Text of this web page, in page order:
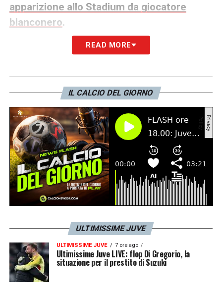
apparizione allo Stadium da giocatore
bianconero.
Da capire con che modulo giocherà la Juve
molto importante in vista della qualificazione
alla prossimaChampions League.
LA PLAYLIST DELLE NOSTRE TOP NEWS
READ MORE
IL CALCIO DEL GIORNO
ULTIMISSIME JUVE
ULTIMISSIME JUVE 7 ore ago
Ultimissime Juve LIVE: flop Di Gregorio, la
situazione per il prestito di Suzuki